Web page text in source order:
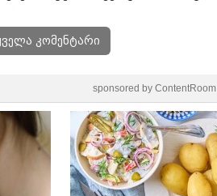
კომენტარი
sponsored by ContentRoom